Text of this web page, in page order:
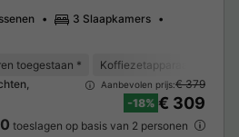
3 Slaapkamers
toegestaan * Koffiezetapparaat
Aanbevolen prijs:€ 379
-18% € 309
toeslagen op basis van 2 personen